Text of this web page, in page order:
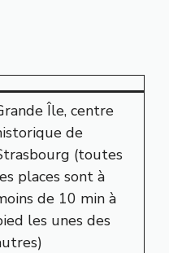
Île, centre
de
(toutes
places sont à
de 10 min à
les unes des